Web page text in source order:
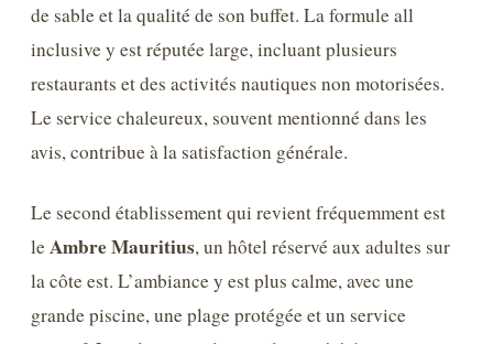
de sable et la qualité de son buffet. La formule all
inclusive y est réputée large, incluant plusieurs
restaurants et des activités nautiques non motorisées.
Le service chaleureux, souvent mentionné dans les
avis, contribue à la satisfaction générale.
Le second établissement qui revient fréquemment est
le Ambre Mauritius, un hôtel réservé aux adultes sur
la côte est. L’ambiance y est plus calme, avec une
grande piscine, une plage protégée et un service